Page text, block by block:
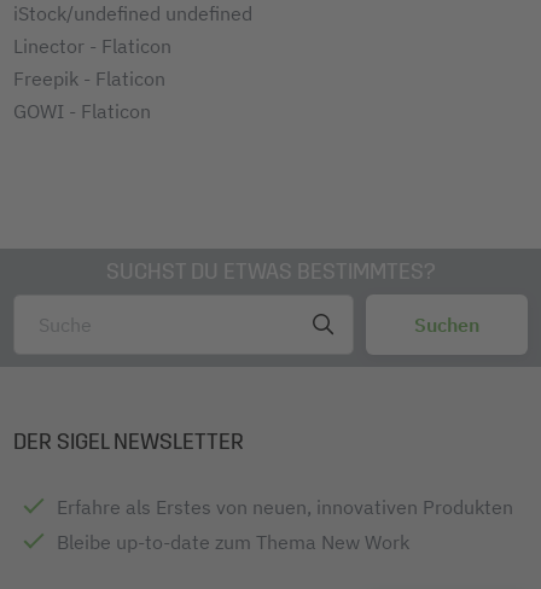
iStock/undefined undefined
Linector - Flaticon
Freepik - Flaticon
GOWI - Flaticon
SUCHST DU ETWAS BESTIMMTES?
DER SIGEL NEWSLETTER
Erfahre als Erstes von neuen, innovativen Produkten
Bleibe up-to-date zum Thema New Work